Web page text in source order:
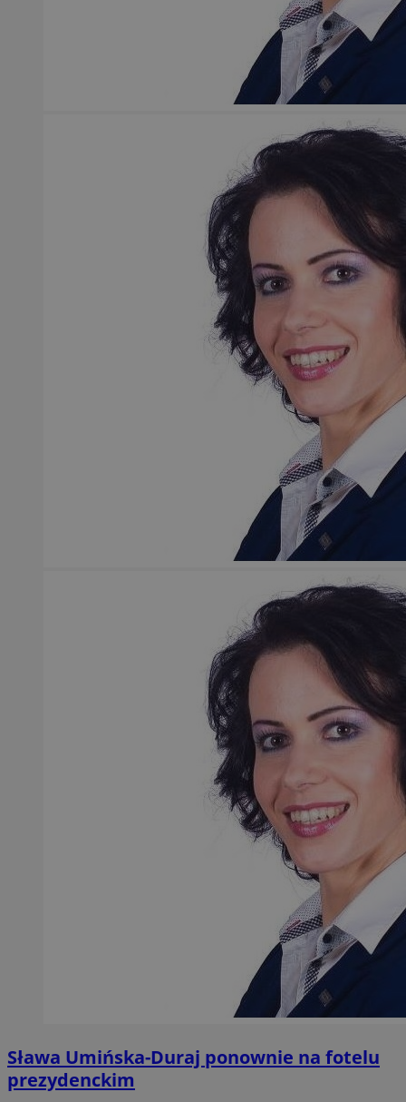
Sława Umińska-Duraj ponownie na fotelu
prezydenckim